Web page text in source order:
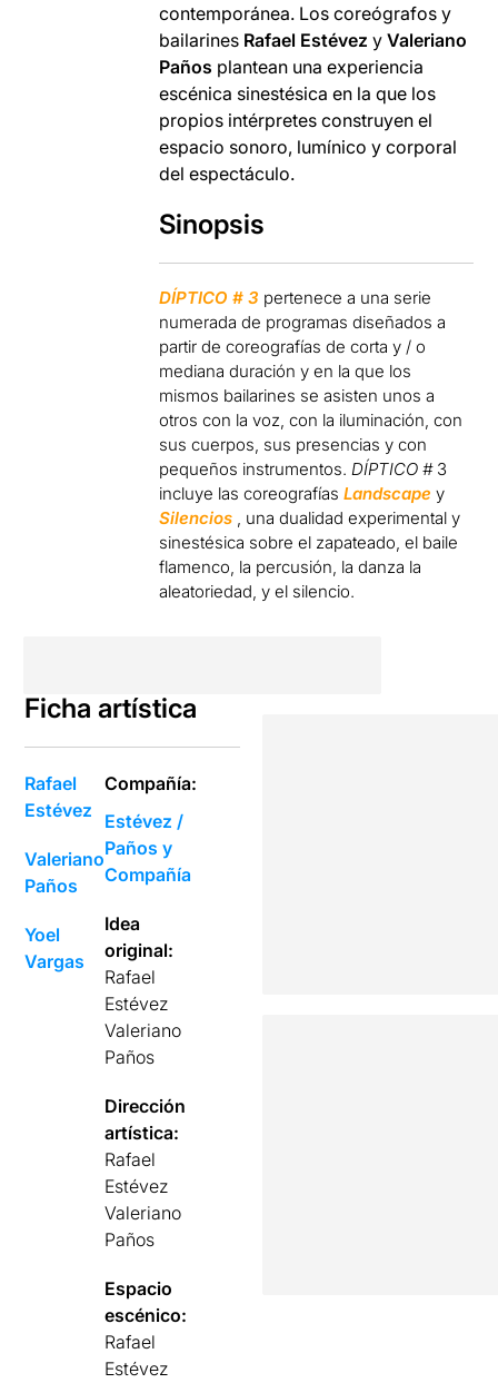
contemporánea. Los coreógrafos y
bailarines Rafael Estévez yValeriano
Paños plantean una experiencia
escénica sinestésica en la que los
propios intérpretes construyen el
espacio sonoro, lumínico y corporal
del espectáculo.
Sinopsis
DÍPTICO # 3 pertenece a una serie
numerada de programas diseñados a
partir de coreografías de corta y / o
mediana duración y en la que los
mismos bailarines se asisten unos a
otros con la voz, con la iluminación, con
sus cuerpos, sus presencias y con
pequeños instrumentos.DÍPTICO #3
incluye las coreografíasLandscape y
Silencios , una dualidad experimental y
sinestésica sobre el zapateado, el baile
flamenco, la percusión, la danza la
aleatoriedad, y el silencio.
Ficha artística
Rafael
Estévez
Valeriano
Paños
Yoel
Vargas
Compañía:
Estévez /
Paños y
Compañía
Idea
original:
Rafael
Estévez
Valeriano
Paños
Dirección
artística:
Rafael
Estévez
Valeriano
Paños
Espacio
escénico:
Rafael
Estévez